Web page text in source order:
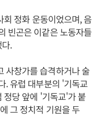
정화 운동이었으며, 음
빈곤은 이같은 노동자들
.
사창가를 습격하거나 술
. 유럽 대부분의 '기독교
당 앞에 '기독교'가 붙
그 정치적 기원을 두